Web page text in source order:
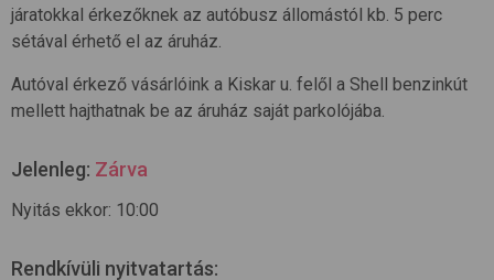
járatokkal érkezőknek az autóbusz állomástól kb. 5 perc
sétával érhető el az áruház.
Autóval érkező vásárlóink a Kiskar u. felől a Shell benzinkút
mellett hajthatnak be az áruház saját parkolójába.
Jelenleg: Zárva
Nyitás ekkor: 10:00
Rendkívüli nyitvatartás: